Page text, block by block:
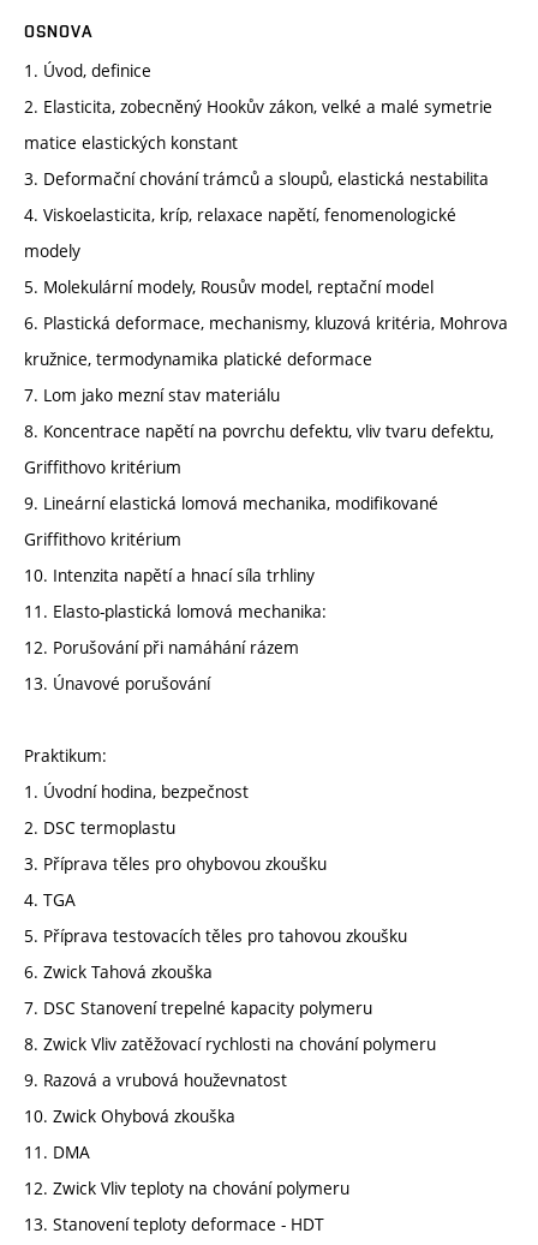
OSNOVA
1. Úvod, definice
2. Elasticita, zobecněný Hookův zákon, velké a malé symetrie
matice elastických konstant
3. Deformační chování trámců a sloupů, elastická nestabilita
4. Viskoelasticita, kríp, relaxace napětí, fenomenologické
modely
5. Molekulární modely, Rousův model, reptační model
6. Plastická deformace, mechanismy, kluzová kritéria, Mohrova
kružnice, termodynamika platické deformace
7. Lom jako mezní stav materiálu
8. Koncentrace napětí na povrchu defektu, vliv tvaru defektu,
Griffithovo kritérium
9. Lineární elastická lomová mechanika, modifikované
Griffithovo kritérium
10. Intenzita napětí a hnací síla trhliny
11. Elasto-plastická lomová mechanika:
12. Porušování při namáhání rázem
13. Únavové porušování
Praktikum:
1. Úvodní hodina, bezpečnost
2. DSC termoplastu
3. Příprava těles pro ohybovou zkoušku
4. TGA
5. Příprava testovacích těles pro tahovou zkoušku
6. Zwick Tahová zkouška
7. DSC Stanovení trepelné kapacity polymeru
8. Zwick Vliv zatěžovací rychlosti na chování polymeru
9. Razová a vrubová houževnatost
10. Zwick Ohybová zkouška
11. DMA
12. Zwick Vliv teploty na chování polymeru
13. Stanovení teploty deformace - HDT